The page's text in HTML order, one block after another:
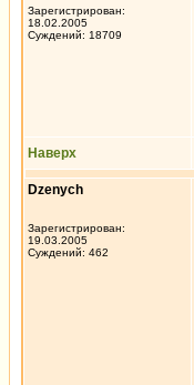
Зарегистрирован:
18.02.2005
Суждений: 18709
Наверх
Dzenych
Зарегистрирован:
19.03.2005
Суждений: 462